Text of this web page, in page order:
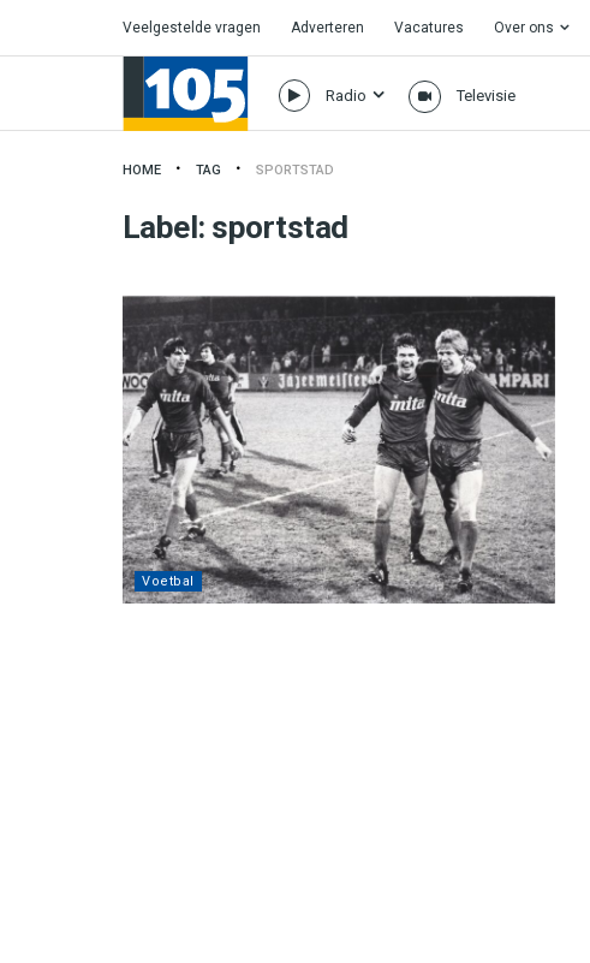
Veelgestelde vragen Adverteren Vacatures Over ons
Radio Televisie
HOME TAG SPORTSTAD
Label: sportstad
Voetbal